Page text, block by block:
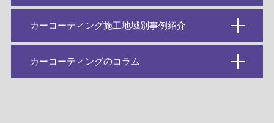
カーコーティング施工地域別事例紹介
カーコーティングのコラム